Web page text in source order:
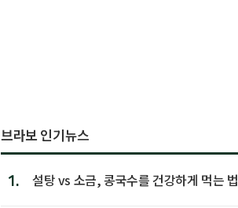
브라보 인기뉴스
1. 설탕 vs 소금, 콩국수를 건강하게 먹는 법